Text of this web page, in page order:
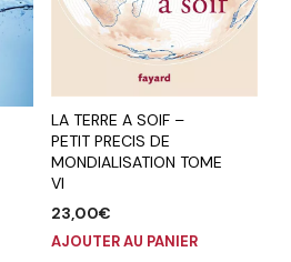
LA TERRE A SOIF –
PETIT PRECIS DE
MONDIALISATION TOME
VI
23,00€
AJOUTER AU PANIER